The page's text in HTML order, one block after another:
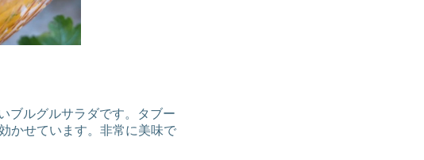
ブルグルサラダです。タブー
かせています。非常に美味で